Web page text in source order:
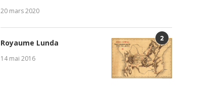
20 mars 2020
2
Royaume Lunda
14 mai 2016